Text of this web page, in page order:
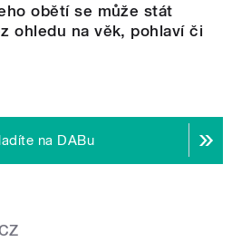
obětí se může stát
ohledu na věk, pohlaví či
na DABu